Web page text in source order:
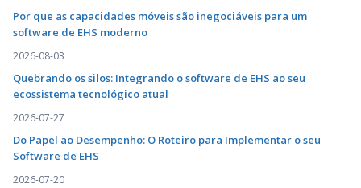
Por que as capacidades móveis são inegociáveis para um
software de EHS moderno
2026-08-03
Quebrando os silos: Integrando o software de EHS ao seu
ecossistema tecnológico atual
2026-07-27
Do Papel ao Desempenho: O Roteiro para Implementar o seu
Software de EHS
2026-07-20